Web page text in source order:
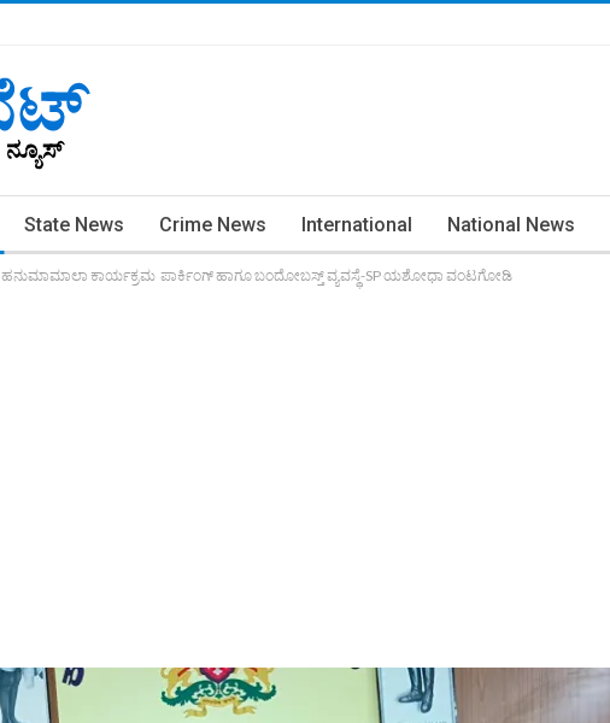
State News Crime News International National News
ಹನುಮಾಮಾಲಾ ಕಾರ್ಯಕ್ರಮ ಪಾರ್ಕಿಂಗ್ ಹಾಗೂ ಬಂದೋಬಸ್ತ್ ವ್ಯವಸ್ಥೆ-SP ಯಶೋಧಾ ವಂಟಗೋಡಿ